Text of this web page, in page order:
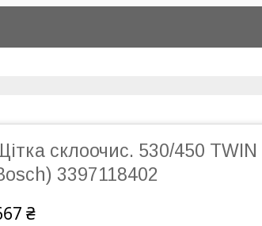
склоочис. 530/450
3397118402
₴